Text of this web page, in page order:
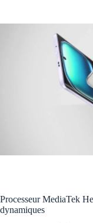
Processeur MediaTek
dynamiques